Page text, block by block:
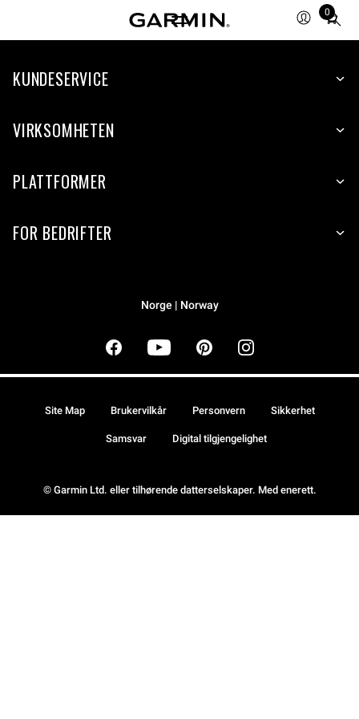
0
Total
KUNDESERVICE
VIRKSOMHETEN
PLATTFORMER
FOR BEDRIFTER
Norge | Norway
© Garmin Ltd. eller tilhørende datterselskaper. Med enerett.
Site Map Brukervilkår Personvern Sikkerhet
Samsvar Digital tilgjengelighet